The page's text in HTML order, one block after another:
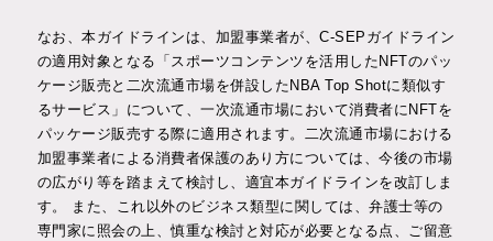
なお、本ガイドラインは、加盟事業者が、C-SEPガイドライン
の適用対象となる「スポーツコンテンツを活用したNFTのパッ
ケージ販売と二次流通市場を併設したNBA Top Shotに類似す
るサービス」について、一次流通市場において消費者にNFTを
パッケージ販売する際に適用されます。二次流通市場における
加盟事業者による消費者保護のあり方については、今後の市場
の広がり等を踏まえて検討し、適宜本ガイドラインを改訂しま
す。 また、これ以外のビジネス類型に関しては、弁護士等の
専門家に照会の上、慎重な検討と対応が必要となる点、ご留意